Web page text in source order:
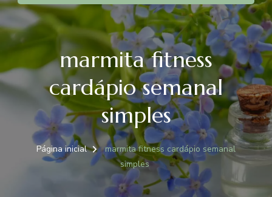
marmita fitness
cardápio semanal
simples
Página inicial
marmita fitness cardápio semanal
simples